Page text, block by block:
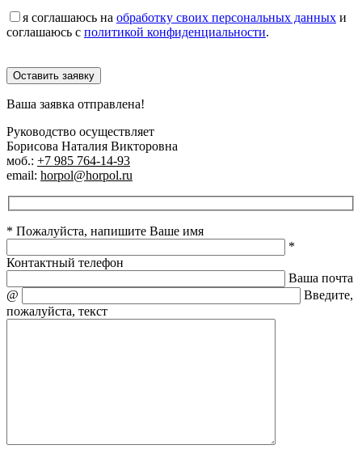
я соглашаюсь на обработку своих персональных данных и
соглашаюсь с политикой конфиденциальности.
Оставить заявку
Ваша заявка отправлена!
Руководство осуществляет
Борисова Наталия Викторовна
моб.: +7 985 764-14-93
email: horpol@horpol.ru
* Пожалуйста, напишите Ваше имя
*
Контактный телефон
Ваша почта
@
Введите,
пожалуйста, текст